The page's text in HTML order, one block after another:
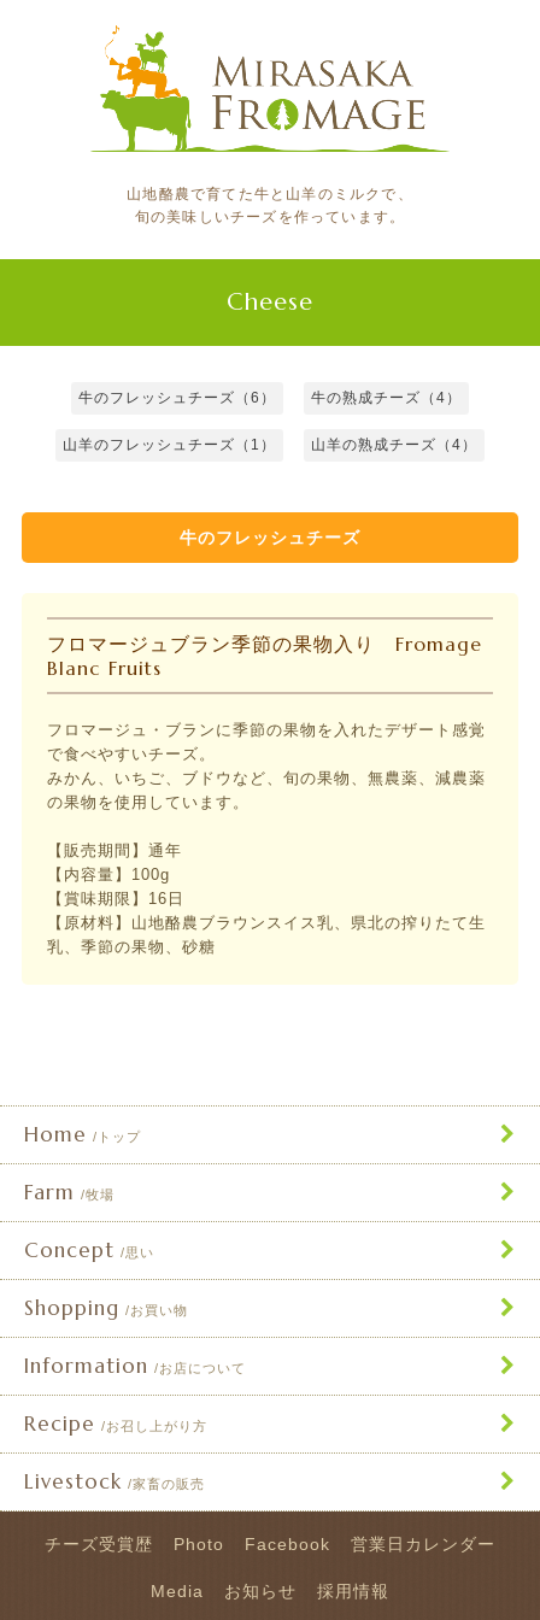
山地酪農で育てた牛と山羊のミルクで、
旬の美味しいチーズを作っています。
Cheese
牛のフレッシュチーズ（6） 牛の熟成チーズ（4）
山羊のフレッシュチーズ（1） 山羊の熟成チーズ（4）
牛のフレッシュチーズ
フロマージュブラン季節の果物入り Fromage
Blanc Fruits
フロマージュ・ブランに季節の果物を入れたデザート感覚
で食べやすいチーズ。
みかん、いちご、ブドウなど、旬の果物、無農薬、減農薬
の果物を使用しています。
【販売期間】通年
【内容量】100g
【賞味期限】16日
【原材料】山地酪農ブラウンスイス乳、県北の搾りたて生
乳、季節の果物、砂糖
Home トップ
Farm 牧場
Concept 思い
Shopping お買い物
Information お店について
Recipe お召し上がり方
Livestock 家畜の販売
チーズ受賞歴 Photo Facebook 営業日カレンダー
Media お知らせ 採用情報